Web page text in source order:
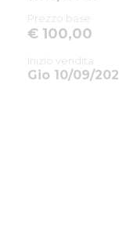
Prezzo base
€ 100,00
Inizio vendita
Gio 10/09/